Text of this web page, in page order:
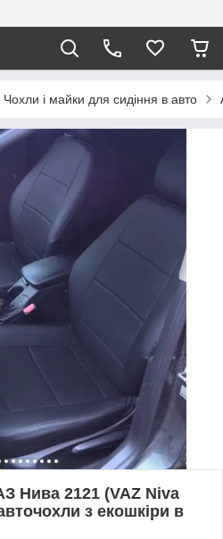
Чохли і майки для сидіння в авто
Нива 2121 (VAZ Niva
з екошкіри в